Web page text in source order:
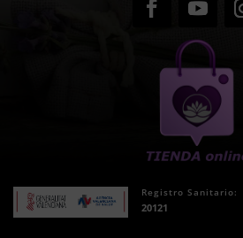
Registro Sanitario:
20121